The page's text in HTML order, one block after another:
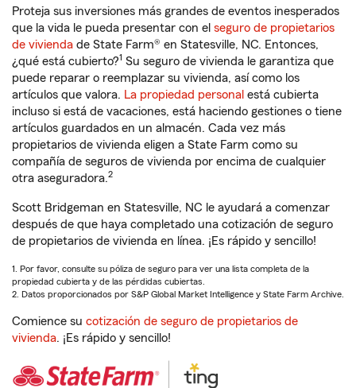
Proteja sus inversiones más grandes de eventos inesperados
que la vida le pueda presentar con el seguro de propietarios
de vivienda de State Farm® en Statesville, NC. Entonces,
¿qué está cubierto?1 Su seguro de vivienda le garantiza que
puede reparar o reemplazar su vivienda, así como los
artículos que valora. La propiedad personal está cubierta
incluso si está de vacaciones, está haciendo gestiones o tiene
artículos guardados en un almacén. Cada vez más
propietarios de vivienda eligen a State Farm como su
compañía de seguros de vivienda por encima de cualquier
otra aseguradora.2
Scott Bridgeman en Statesville, NC le ayudará a comenzar
después de que haya completado una cotización de seguro
de propietarios de vivienda en línea. ¡Es rápido y sencillo!
1. Por favor, consulte su póliza de seguro para ver una lista completa de la
propiedad cubierta y de las pérdidas cubiertas.
2. Datos proporcionados por S&P Global Market Intelligence y State Farm Archive.
Comience su cotización de seguro de propietarios de
vivienda. ¡Es rápido y sencillo!